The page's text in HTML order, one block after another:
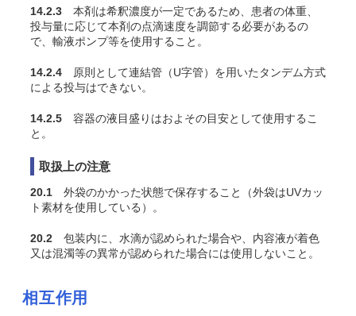
14.2.3 本剤は希釈濃度が一定であるため、患者の体重、
投与量に応じて本剤の点滴速度を調節する必要があるの
で、輸液ポンプ等を使用すること。
14.2.4 原則として連結管（U字管）を用いたタンデム方式
による投与はできない。
14.2.5 容器の液目盛りはおよその目安として使用するこ
と。
取扱上の注意
20.1 外袋のかかった状態で保存すること（外袋はUVカッ
ト素材を使用している）。
20.2 包装内に、水滴が認められた場合や、内容液が着色
又は混濁等の異常が認められた場合には使用しないこと。
相互作用